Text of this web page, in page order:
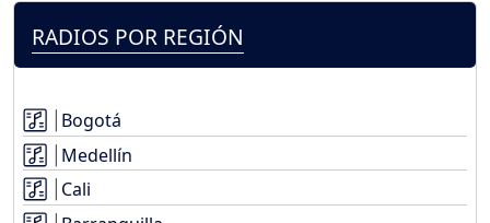
RADIOS POR REGIÓN
Bogotá
Medellín
Cali